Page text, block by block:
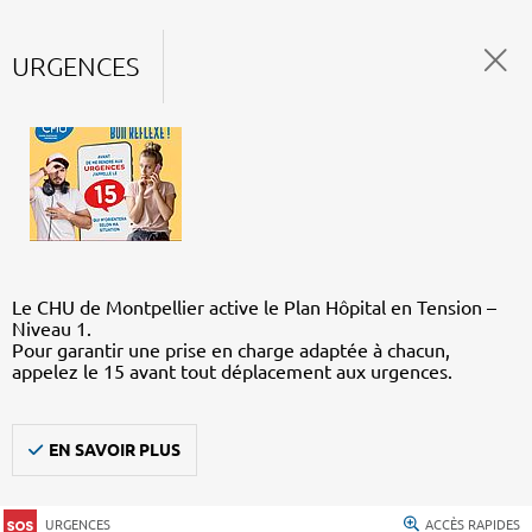
URGENCES
Le CHU de Montpellier active le Plan Hôpital en Tension –
Niveau 1.
Pour garantir une prise en charge adaptée à chacun,
appelez le 15 avant tout déplacement aux urgences.
EN SAVOIR PLUS
URGENCES ACCÈS RAPIDES